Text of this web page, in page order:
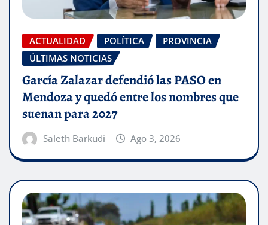
ACTUALIDAD POLÍTICA
PROVINCIA
ÚLTIMAS NOTICIAS
García Zalazar defendió las PASO en
Mendoza y quedó entre los nombres que
suenan para 2027
Saleth Barkudi Ago 3, 2026